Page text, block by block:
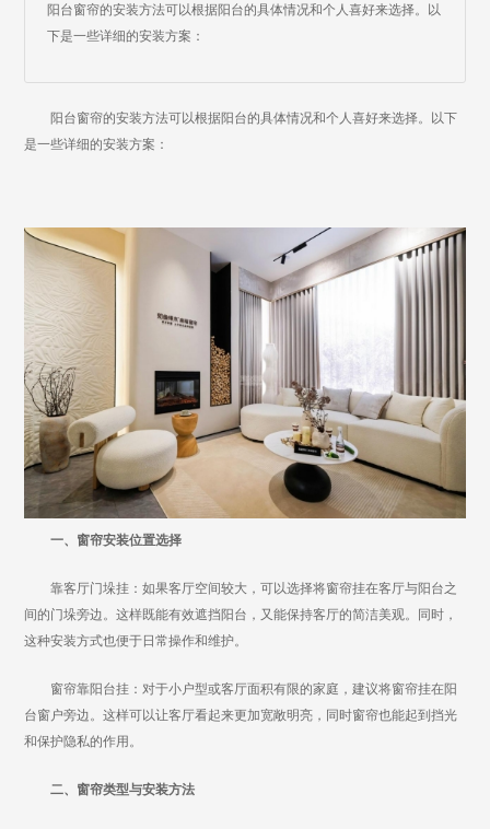
阳台窗帘的安装方法可以根据阳台的具体情况和个人喜好来选择。以
下是一些详细的安装方案：
阳台窗帘的安装方法可以根据阳台的具体情况和个人喜好来选择。以下
是一些详细的安装方案：
一、窗帘安装位置选择
靠客厅门垛挂：如果客厅空间较大，可以选择将窗帘挂在客厅与阳台之
间的门垛旁边。这样既能有效遮挡阳台，又能保持客厅的简洁美观。同时，
这种安装方式也便于日常操作和维护。
窗帘靠阳台挂：对于小户型或客厅面积有限的家庭，建议将窗帘挂在阳
台窗户旁边。这样可以让客厅看起来更加宽敞明亮，同时窗帘也能起到挡光
和保护隐私的作用。
二、窗帘类型与安装方法